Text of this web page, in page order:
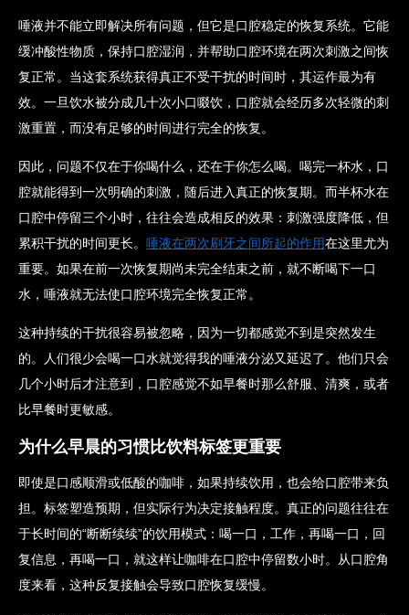
唾液并不能立即解决所有问题，但它是口腔稳定的恢复系统。它能
缓冲酸性物质，保持口腔湿润，并帮助口腔环境在两次刺激之间恢
复正常。当这套系统获得真正不受干扰的时间时，其运作最为有
效。一旦饮水被分成几十次小口啜饮，口腔就会经历多次轻微的刺
激重置，而没有足够的时间进行完全的恢复。
因此，问题不仅在于你喝什么，还在于你怎么喝。喝完一杯水，口
腔就能得到一次明确的刺激，随后进入真正的恢复期。而半杯水在
口腔中停留三个小时，往往会造成相反的效果：刺激强度降低，但
累积干扰的时间更长。 唾液在两次刷牙之间所起的作用在这里尤为
重要。如果在前一次恢复期尚未完全结束之前，就不断喝下一口
水，唾液就无法使口腔环境完全恢复正常。
这种持续的干扰很容易被忽略，因为一切都感觉不到是突然发生
的。人们很少会喝一口水就觉得我的唾液分泌又延迟了。他们只会
几个小时后才注意到，口腔感觉不如早餐时那么舒服、清爽，或者
比早餐时更敏感。
为什么早晨的习惯比饮料标签更重要
即使是口感顺滑或低酸的咖啡，如果持续饮用，也会给口腔带来负
担。标签塑造预期，但实际行为决定接触程度。真正的问题往往在
于长时间的“断断续续”的饮用模式：喝一口，工作，再喝一口，回
复信息，再喝一口，就这样让咖啡在口腔中停留数小时。从口腔角
度来看，这种反复接触会导致口腔恢复缓慢。